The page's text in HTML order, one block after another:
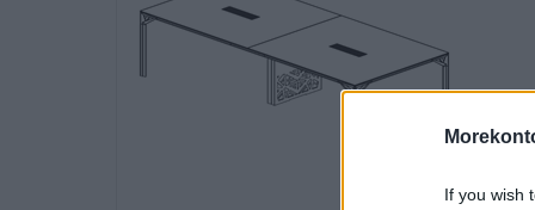
If you wish